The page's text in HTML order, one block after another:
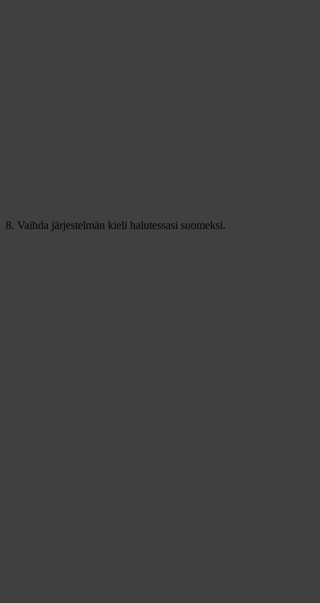
8. Vaihda järjestelmän kieli halutessasi suomeksi.